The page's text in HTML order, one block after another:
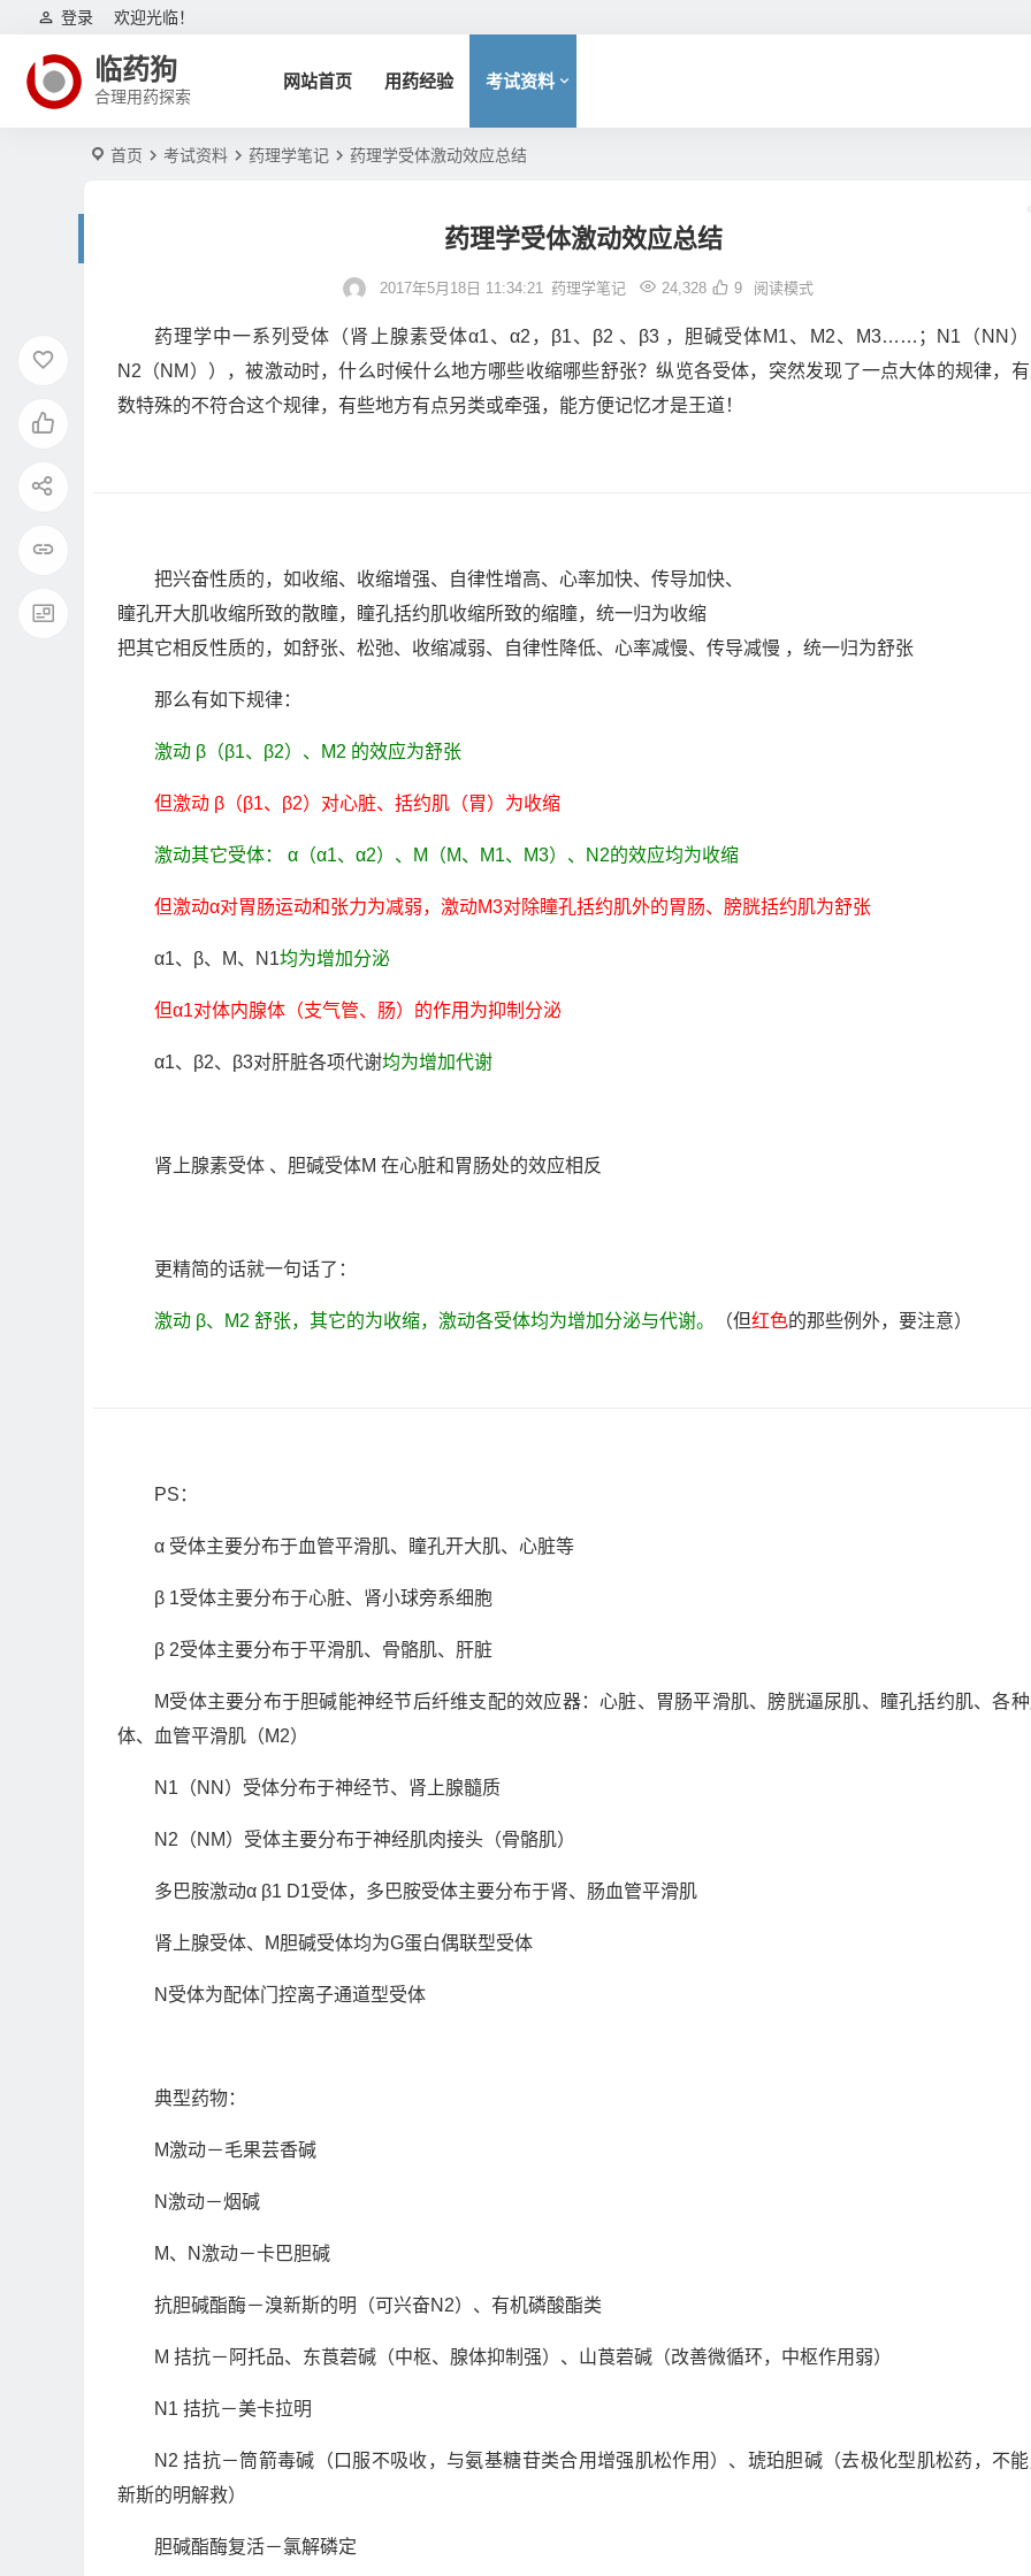
欢迎光临！
登录
临药狗
合理用药探索
网站首页 用药经验 考试资料
首页 考试资料 药理学笔记 药理学受体激动效应总结
药理学受体激动效应总结
2017年5月18日 11:34:21 药理学笔记 24,328 9 阅读模式
药理学中一系列受体（肾上腺素受体α1、α2，β1、β2 、β3 ，胆碱受体M1、M2、M3……；N1（NN
N2（NM）），被激动时，什么时候什么地方哪些收缩哪些舒张？纵览各受体，突然发现了一点大体的规律，
数特殊的不符合这个规律，有些地方有点另类或牵强，能方便记忆才是王道！
把兴奋性质的，如收缩、收缩增强、自律性增高、心率加快、传导加快、
瞳孔开大肌收缩所致的散瞳，瞳孔括约肌收缩所致的缩瞳，统一归为收缩
把其它相反性质的，如舒张、松弛、收缩减弱、自律性降低、心率减慢、传导减慢 ，统一归为舒张
那么有如下规律：
激动 β（β1、β2）、M2 的效应为舒张
但激动 β（β1、β2）对心脏、括约肌（胃）为收缩
激动其它受体： α（α1、α2）、M（M、M1、M3）、N2的效应均为收缩
但激动α对胃肠运动和张力为减弱，激动M3对除瞳孔括约肌外的胃肠、膀胱括约肌为舒张
α1、β、M、N1均为增加分泌
但α1对体内腺体（支气管、肠）的作用为抑制分泌
α1、β2、β3对肝脏各项代谢均为增加代谢
肾上腺素受体 、胆碱受体M 在心脏和胃肠处的效应相反
更精简的话就一句话了：
激动 β、M2 舒张，其它的为收缩，激动各受体均为增加分泌与代谢。 （但红色的那些例外，要注意）
PS：
α 受体主要分布于血管平滑肌、瞳孔开大肌、心脏等
β 1受体主要分布于心脏、肾小球旁系细胞
β 2受体主要分布于平滑肌、骨骼肌、肝脏
M受体主要分布于胆碱能神经节后纤维支配的效应器：心脏、胃肠平滑肌、膀胱逼尿肌、瞳孔括约肌、各
体、血管平滑肌（M2）
N1（NN）受体分布于神经节、肾上腺髓质
N2（NM）受体主要分布于神经肌肉接头（骨骼肌）
多巴胺激动α β1 D1受体，多巴胺受体主要分布于肾、肠血管平滑肌
肾上腺受体、M胆碱受体均为G蛋白偶联型受体
N受体为配体门控离子通道型受体
典型药物：
M激动－毛果芸香碱
N激动－烟碱
M、N激动－卡巴胆碱
抗胆碱酯酶－溴新斯的明（可兴奋N2）、有机磷酸酯类
M 拮抗－阿托品、东莨菪碱（中枢、腺体抑制强）、山莨菪碱（改善微循环，中枢作用弱）
N1 拮抗－美卡拉明
N2 拮抗－筒箭毒碱（口服不吸收，与氨基糖苷类合用增强肌松作用）、琥珀胆碱（去极化型肌松药，不
新斯的明解救）
胆碱酯酶复活－氯解磷定